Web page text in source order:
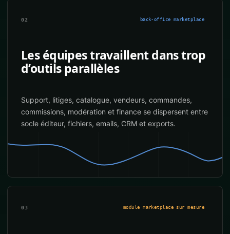
02 back-office marketplace
Les équipes travaillent dans trop
d’outils parallèles
Support, litiges, catalogue, vendeurs, commandes,
commissions, modération et finance se dispersent entre
socle éditeur, fichiers, emails, CRM et exports.
03 module marketplace sur mesure